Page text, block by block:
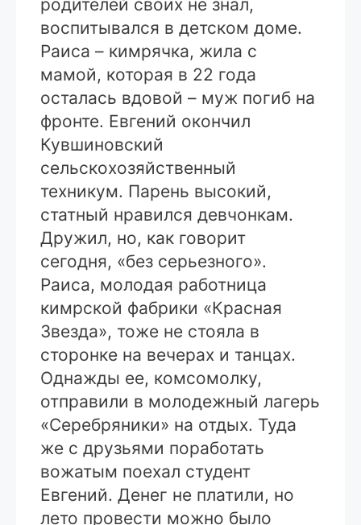
родителей своих не знал,
воспитывался в детском доме.
Раиса – кимрячка, жила с
мамой, которая в 22 года
осталась вдовой – муж погиб на
фронте. Евгений окончил
Кувшиновский
сельскохозяйственный
техникум. Парень высокий,
статный нравился девчонкам.
Дружил, но, как говорит
сегодня, «без серьезного».
Раиса, молодая работница
кимрской фабрики «Красная
Звезда», тоже не стояла в
сторонке на вечерах и танцах.
Однажды ее, комсомолку,
отправили в молодежный лагерь
«Серебряники» на отдых. Туда
же с друзьями поработать
вожатым поехал студент
Евгений. Денег не платили, но
лето провести можно было